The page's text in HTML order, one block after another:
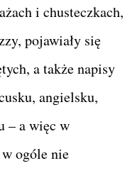
i chusteczkach,
pojawiały się
a także napisy
angielsku,
– a więc w
ogóle nie